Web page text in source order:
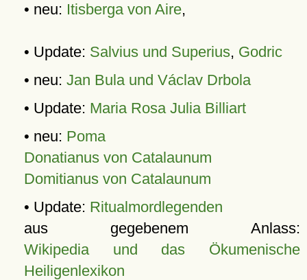
• neu: Itisberga von Aire,
• Update: Salvius und Superius, Godric
• neu: Jan Bula und Václav Drbola
• Update: Maria Rosa Julia Billiart
• neu: Poma
Donatianus von Catalaunum
Domitianus von Catalaunum
• Update: Ritualmordlegenden
aus gegebenem Anlass:
Wikipedia und das Ökumenische
Heiligenlexikon